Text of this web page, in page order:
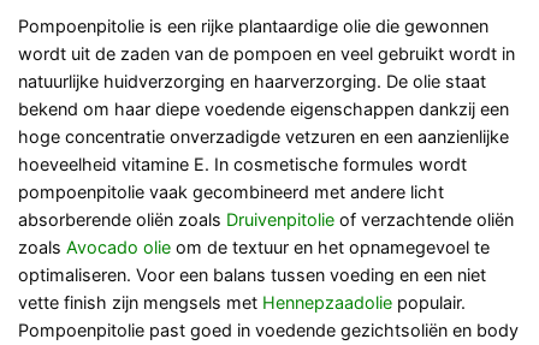
Pompoenpitolie is een rijke plantaardige olie die gewonnen
wordt uit de zaden van de pompoen en veel gebruikt wordt in
natuurlijke huidverzorging en haarverzorging. De olie staat
bekend om haar diepe voedende eigenschappen dankzij een
hoge concentratie onverzadigde vetzuren en een aanzienlijke
hoeveelheid vitamine E. In cosmetische formules wordt
pompoenpitolie vaak gecombineerd met andere licht
absorberende oliën zoals Druivenpitolie of verzachtende oliën
zoals Avocado olie om de textuur en het opnamegevoel te
optimaliseren. Voor een balans tussen voeding en een niet
vette finish zijn mengsels met Hennepzaadolie populair.
Pompoenpitolie past goed in voedende gezichtsoliën en body